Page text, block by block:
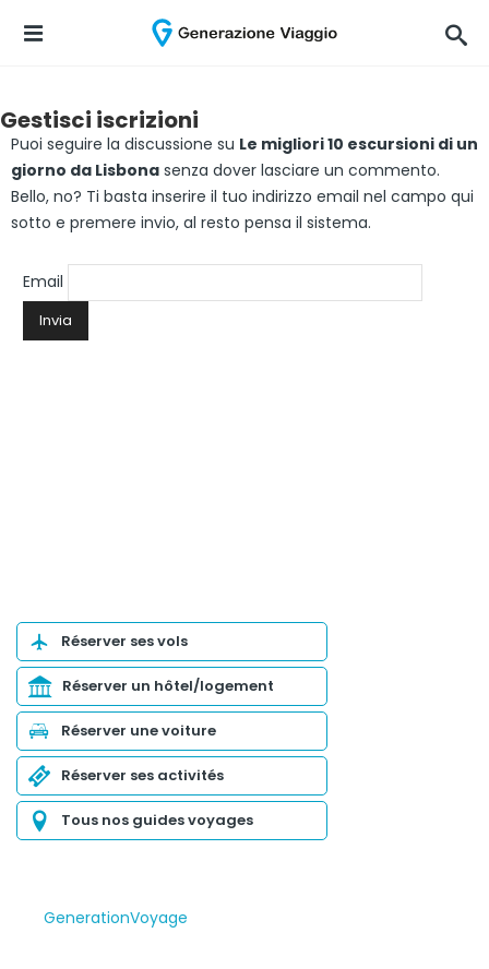
Gestisci iscrizioni
Puoi seguire la discussione su Le migliori 10 escursioni di un
giorno da Lisbona senza dover lasciare un commento.
Bello, no? Ti basta inserire il tuo indirizzo email nel campo qui
sotto e premere invio, al resto pensa il sistema.
Email
Réserver ses vols
Réserver un hôtel/logement
Réserver une voiture
Réserver ses activités
Tous nos guides voyages
GenerationVoyage